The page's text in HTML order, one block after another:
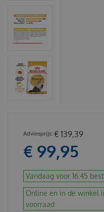
€ 139,39
€ 99,95
Vandaag voor 16:45
Online en in de winkel
voorraad